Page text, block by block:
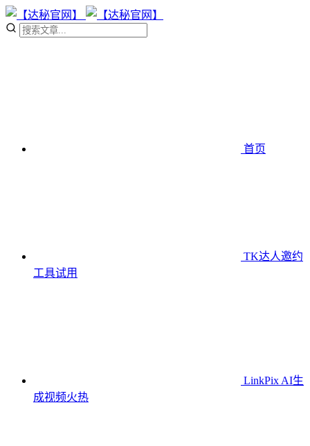
首页
TK达人邀约
工具试用
LinkPix AI生
成视频火热